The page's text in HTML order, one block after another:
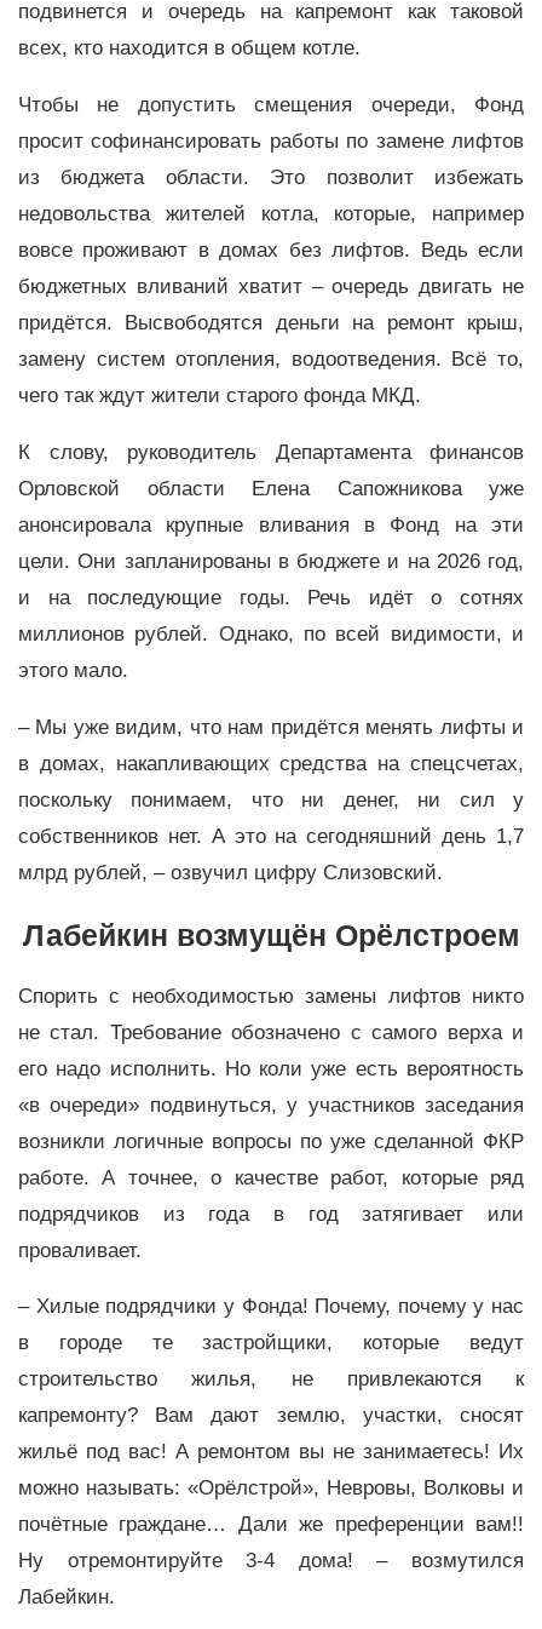
подвинется и очередь на капремонт как таковой
всех, кто находится в общем котле.
Чтобы не допустить смещения очереди, Фонд
просит софинансировать работы по замене лифтов
из бюджета области. Это позволит избежать
недовольства жителей котла, которые, например
вовсе проживают в домах без лифтов. Ведь если
бюджетных вливаний хватит – очередь двигать не
придётся. Высвободятся деньги на ремонт крыш,
замену систем отопления, водоотведения. Всё то,
чего так ждут жители старого фонда МКД.
К слову, руководитель Департамента финансов
Орловской области Елена Сапожникова уже
анонсировала крупные вливания в Фонд на эти
цели. Они запланированы в бюджете и на 2026 год,
и на последующие годы. Речь идёт о сотнях
миллионов рублей. Однако, по всей видимости, и
этого мало.
– Мы уже видим, что нам придётся менять лифты и
в домах, накапливающих средства на спецсчетах,
поскольку понимаем, что ни денег, ни сил у
собственников нет. А это на сегодняшний день 1,7
млрд рублей, – озвучил цифру Слизовский.
Лабейкин возмущён Орёлстроем
Спорить с необходимостью замены лифтов никто
не стал. Требование обозначено с самого верха и
его надо исполнить. Но коли уже есть вероятность
«в очереди» подвинуться, у участников заседания
возникли логичные вопросы по уже сделанной ФКР
работе. А точнее, о качестве работ, которые ряд
подрядчиков из года в год затягивает или
проваливает.
– Хилые подрядчики у Фонда! Почему, почему у нас
в городе те застройщики, которые ведут
строительство жилья, не привлекаются к
капремонту? Вам дают землю, участки, сносят
жильё под вас! А ремонтом вы не занимаетесь! Их
можно называть: «Орёлстрой», Невровы, Волковы и
почётные граждане… Дали же преференции вам!!
Ну отремонтируйте 3-4 дома! – возмутился
Лабейкин.